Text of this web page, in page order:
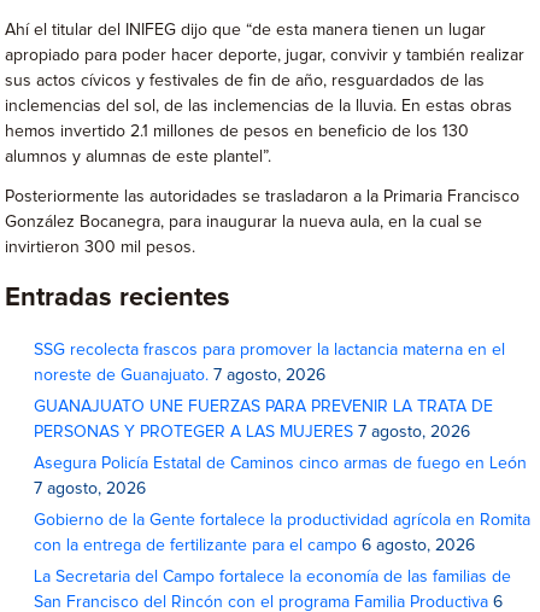
Ahí el titular del INIFEG dijo que “de esta manera tienen un lugar
apropiado para poder hacer deporte, jugar, convivir y también realizar
sus actos cívicos y festivales de fin de año, resguardados de las
inclemencias del sol, de las inclemencias de la lluvia. En estas obras
hemos invertido 2.1 millones de pesos en beneficio de los 130
alumnos y alumnas de este plantel”.
Posteriormente las autoridades se trasladaron a la Primaria Francisco
González Bocanegra, para inaugurar la nueva aula, en la cual se
invirtieron 300 mil pesos.
Entradas recientes
SSG recolecta frascos para promover la lactancia materna en el
noreste de Guanajuato. 7 agosto, 2026
GUANAJUATO UNE FUERZAS PARA PREVENIR LA TRATA DE
PERSONAS Y PROTEGER A LAS MUJERES 7 agosto, 2026
Asegura Policía Estatal de Caminos cinco armas de fuego en León
7 agosto, 2026
Gobierno de la Gente fortalece la productividad agrícola en Romita
con la entrega de fertilizante para el campo 6 agosto, 2026
La Secretaria del Campo fortalece la economía de las familias de
San Francisco del Rincón con el programa Familia Productiva 6